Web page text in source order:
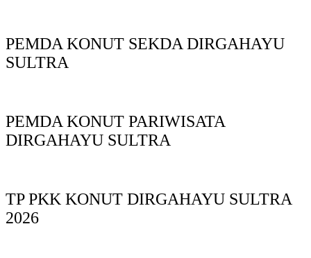
PEMDA KONUT SEKDA DIRGAHAYU
SULTRA
PEMDA KONUT PARIWISATA
DIRGAHAYU SULTRA
TP PKK KONUT DIRGAHAYU SULTRA
2026